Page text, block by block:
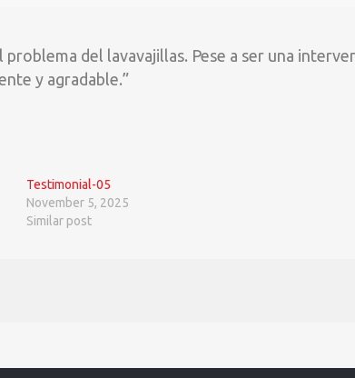
del lavavajillas. Pese a ser una
y agradable.”
Testimonial-05
November 5, 2025
Similar post